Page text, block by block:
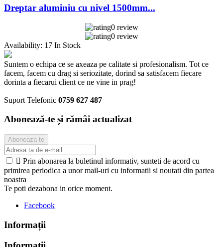
Dreptar aluminiu cu nivel 1500mm...
0 review
0 review
Availability: 17 In Stock
Suntem o echipa ce se axeaza pe calitate si profesionalism. Tot ce
facem, facem cu drag si seriozitate, dorind sa satisfacem fiecare
dorinta a fiecarui client ce ne vine in prag!
Suport Telefonic 0759 627 487
Abonează-te și rămâi actualizat
 Prin abonarea la buletinul informativ, sunteti de acord cu
primirea periodica a unor mail-uri cu informatii si noutati din partea
noastra
Te poti dezabona in orice moment.
Facebook
Informații